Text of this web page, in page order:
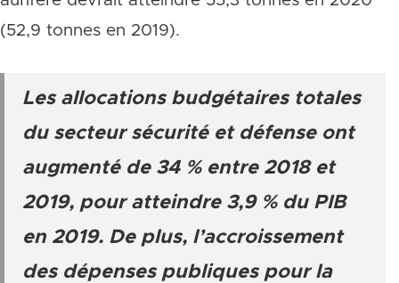
(52,9 tonnes en 2019).
Les allocations budgétaires totales
du secteur sécurité et défense ont
augmenté de 34 % entre 2018 et
2019, pour atteindre 3,9 % du PIB
en 2019. De plus, l’accroissement
des dépenses publiques pour la